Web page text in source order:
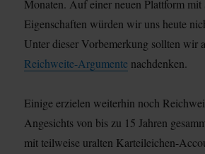
Monaten. Auf einer neuen Plattform mit
Eigenschaften würden wir uns heute
Unter dieser Vorbemerkung sollten wir
Reichweite-Argumente nachdenken.
Einige erzielen weiterhin noch
Angesichts von bis zu 15 Jahren
mit teilweise uralten Karteileichen-